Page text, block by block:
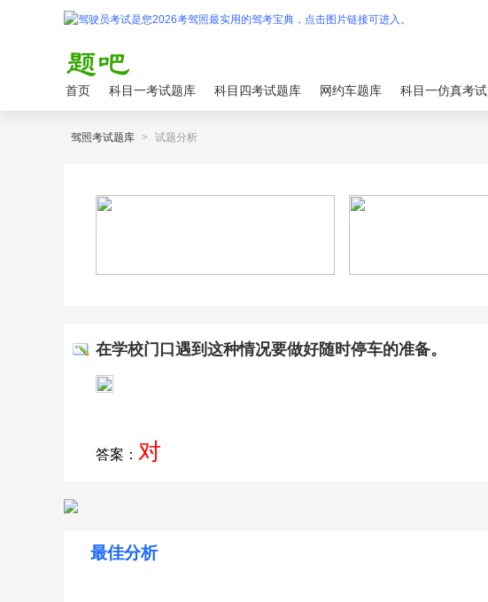
首页 科目一考试题库 科目四考试题库 网约车题库 科目一仿真考试
驾照考试题库 > 试题分析
在学校门口遇到这种情况要做好随时停车的准备。
答案： 对
最佳分析